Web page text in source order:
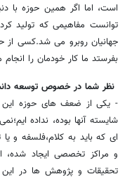
است، اما اگر همین حوزه با
توانست مفاهیمی که تولید
جهانیان روبرو می شد.کسی از
بفرستد ما کار خودمان را
نظر شما در خصوص توسعه
- یکی از ضعف های حوزه
شایسته آنها بوده، نداده
ای که باید به کلام،فلسفه و
و مراکز تخصصی ایجاد
تحقیقات و پژوهش ها در این